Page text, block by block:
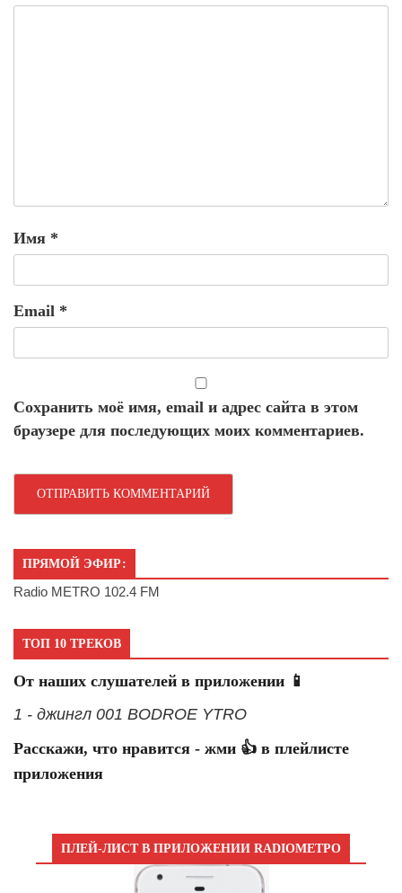
Имя *
Email *
Сохранить моё имя, email и адрес сайта в этом
браузере для последующих моих комментариев.
ПРЯМОЙ ЭФИР:
Radio METRO 102.4 FM
ТОП 10 ТРЕКОВ
От наших слушателей в приложении 📱
1 - джингл 001 BODROE YTRO
Расскажи, что нравится - жми 👍 в плейлисте
приложения
ПЛЕЙ-ЛИСТ В ПРИЛОЖЕНИИ RADIOМЕТРО